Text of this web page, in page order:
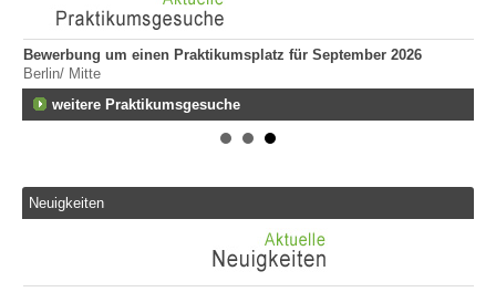
Bewerbung um einen Praktikumsplatz für September 2026
Berlin/ Mitte
weitere Praktikumsgesuche
Neuigkeiten